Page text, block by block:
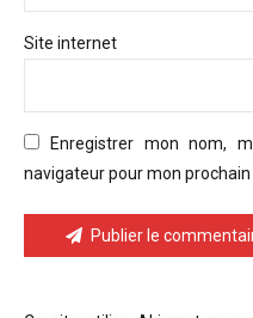
Site internet
Enregistrer mon nom,
navigateur pour mon
Publier le